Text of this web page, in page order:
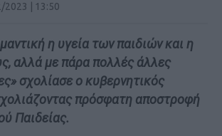
2023 | 13:50
η υγεία των παιδιών και η
αλλά με πάρα πολλές άλλες
σχολίασε ο κυβερνητικός
πρόσφατη αποστροφή
Παιδείας.